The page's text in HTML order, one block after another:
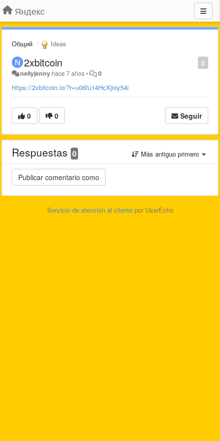
Яндекс
Общий Ideas
0
2xbitcoin
nellyjenny hace 7 años• 0
https://2xbitcoin.io/?r=u06fu14HcXjioy54i
0 0 Seguir
Respuestas 0 Más antiguo primero
Servicio de atención al cliente por UserEcho